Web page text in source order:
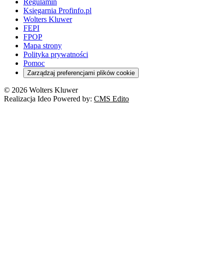
KSeF
Orzeczenia
Nowe uprawnienia PIP
Banki
Orzeczenia
Energetyka
ESG
Kredyty
Cło
Deregulacja
Cyberbezpieczeństwo
Franczyza
Prawo autorskie
Domowe finanse
Emerytury i renty
Pacjent
Szkoła i uczeń
Turystyka
Orzeczenia
RODO
Księgarnia Profinfo.pl
Wolters Kluwer
FEPI
FPOP
Mapa strony
Polityka prywatności
Pomoc
Zarządzaj preferencjami plików cookie
© 2026 Wolters Kluwer
Realizacja Ideo Powered by: CMS Edito